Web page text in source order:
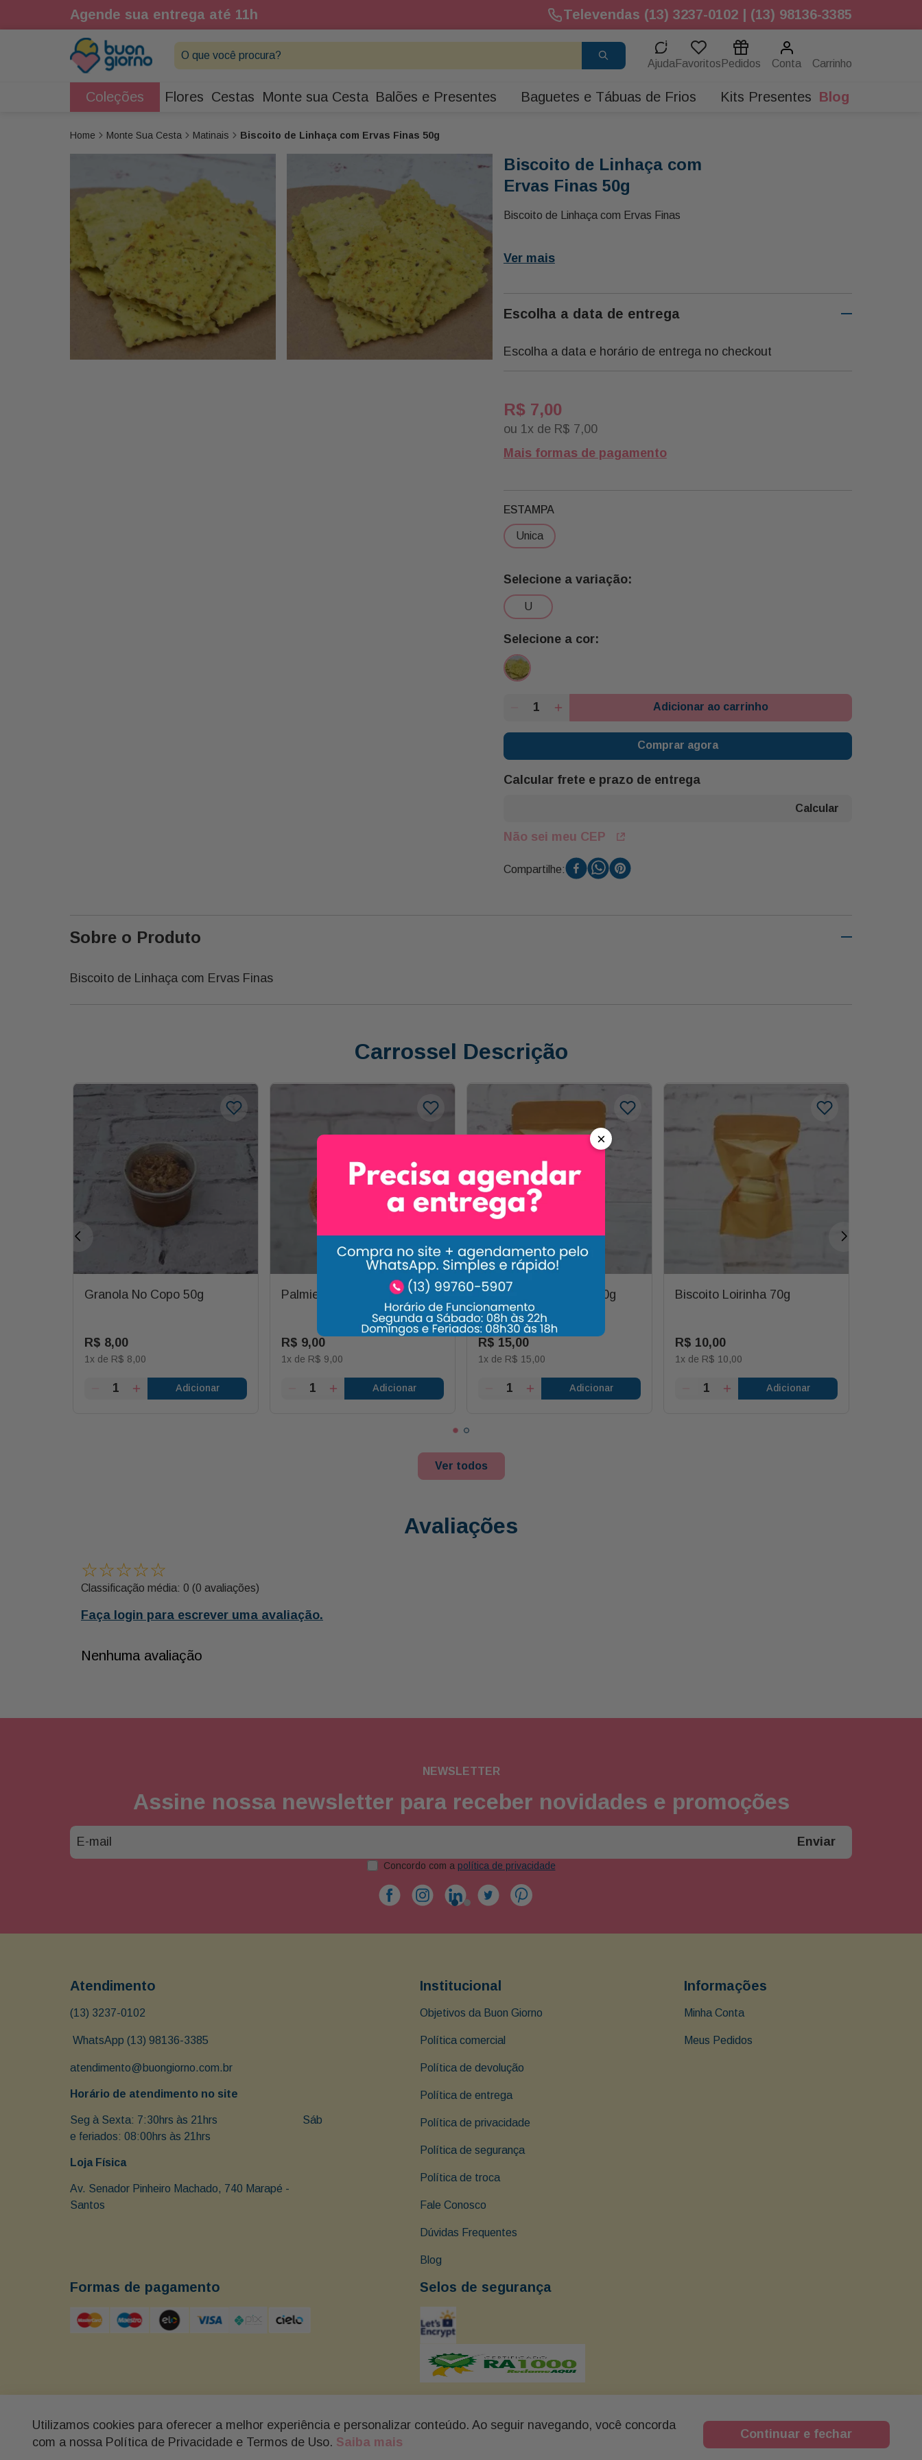
Agende sua entrega até 11h Televendas (13) 3237-0102 | (13) 98136-3385
O que você procura?
Ajuda Favoritos Pedidos Conta
Coleções Flores Cestas Monte sua Cesta Balões e Presentes Baguetes e Tábuas de Frios Kits Presentes Blog
Monte Sua Cesta Matinais Biscoito de Linhaça com Ervas Finas 50g
Biscoito de Linhaça com
Ervas Finas 50g
Biscoito de Linhaça com Ervas Finas
Ver mais
Escolha a data de entrega
Escolha a data e horário de entrega no checkout
R$ 7,00
ou 1 x de R$ 7,00
Mais formas de pagamento
u
ESTAMPA
unica
Adicionar ao carrinho
Comprar agora
Calcular frete e prazo de entrega
Não sei meu CEP
Compartilhe:
Sobre o Produto
Biscoito de Linhaça com Ervas Finas
Carrossel Descrição
Granola No Copo 50g
R$ 8,00
1x de R$ 8,00
Adicionar
Palmier Canela 30g
R$ 9,00
1x de R$ 9,00
Adicionar
Amendoa Defumada 70g
R$ 15,00
1x de R$ 15,00
Adicionar
Biscoito Loirinha 70g
R$ 10,00
1x de R$ 10,00
Adicionar
Ver todos
Avaliações
☆☆☆☆☆
Classificação média: 0 (0 avaliações)
Faça login para escrever uma avaliação.
Nenhuma avaliação
NEWSLETTER
Assine nossa newsletter para receber novidades e promoções
Enviar
Concordo com a política de privacidade
Atendimento
(13) 3237-0102
WhatsApp (13) 98136-3385
atendimento@buongiorno.com.br
Horário de atendimento no site
Seg à Sexta: 7:30hrs às 21hrs                               Sáb
e feriados: 08:00hrs às 21hrs
Loja Física
Av. Senador Pinheiro Machado, 740 Marapé -
Santos
Institucional
Objetivos da Buon Giorno
Política comercial
Política de devolução
Política de entrega
Política de privacidade
Política de segurança
Política de troca
Fale Conosco
Dúvidas Frequentes
Blog
Informações
Minha Conta
Meus Pedidos
Formas de pagamento Selos de segurança
Buon Giorno - Av. Senador Pinheiro Machado 740, Marapé - Santos - SP Tel: (13) 3237-0102 BUON GIORNO - FLORES, CESTAS E
PRESENTES LTDA - CNPJ 69.350.163/0001-09
×
Utilizamos cookies para oferecer a melhor experiência e personalizar conteúdo. Ao seguir navegando, você concorda
com a nossa Política de Privacidade e Termos de Uso. Saiba mais
Continuar e fechar